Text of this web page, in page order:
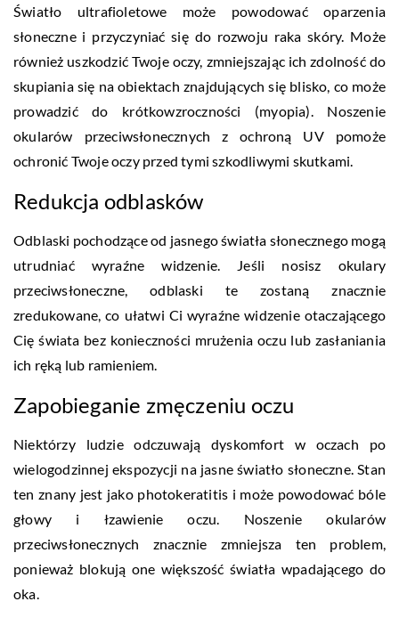
Światło ultrafioletowe może powodować oparzenia
słoneczne i przyczyniać się do rozwoju raka skóry. Może
również uszkodzić Twoje oczy, zmniejszając ich zdolność do
skupiania się na obiektach znajdujących się blisko, co może
prowadzić do krótkowzroczności (myopia). Noszenie
okularów przeciwsłonecznych z ochroną UV pomoże
ochronić Twoje oczy przed tymi szkodliwymi skutkami.
Redukcja odblasków
Odblaski pochodzące od jasnego światła słonecznego mogą
utrudniać wyraźne widzenie. Jeśli nosisz okulary
przeciwsłoneczne, odblaski te zostaną znacznie
zredukowane, co ułatwi Ci wyraźne widzenie otaczającego
Cię świata bez konieczności mrużenia oczu lub zasłaniania
ich ręką lub ramieniem.
Zapobieganie zmęczeniu oczu
Niektórzy ludzie odczuwają dyskomfort w oczach po
wielogodzinnej ekspozycji na jasne światło słoneczne. Stan
ten znany jest jako photokeratitis i może powodować bóle
głowy i łzawienie oczu. Noszenie okularów
przeciwsłonecznych znacznie zmniejsza ten problem,
ponieważ blokują one większość światła wpadającego do
oka.